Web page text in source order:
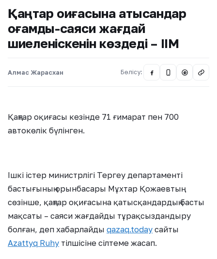
Қаңтар оқиғасына қатысқандар
қоғамдық-саяси жағдай
шиеленіскенін көздеді – ІІМ
Алмас Жарасхан Бөлісу: @
Қаңтар оқиғасы кезінде 71 ғимарат пен 700
автокөлік бүлінген.
Ішкі істер министрлігі Тергеу департаменті
бастығының орынбасары Мұхтар Қожаевтың
сөзінше, қаңтар оқиғасына қатысқандардың басты
мақсаты – саяси жағдайды тұрақсыздандыру
болған, деп хабарлайды qazaq.today сайты
Azattyq Ruhy тілшісіне сілтеме жасап.